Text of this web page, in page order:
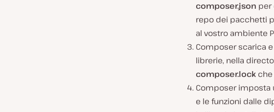
composer.json per
repo dei pacchetti
al vostro ambiente
Composer scarica
librerie, nella
composer.lock
Composer imposta
e le funzioni dalle